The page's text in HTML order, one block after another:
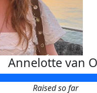
Annelotte van
Raised so far